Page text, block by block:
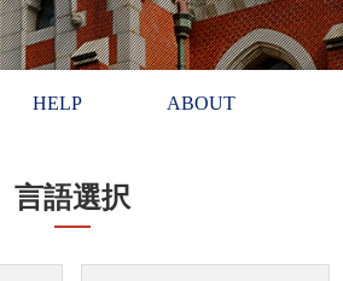
HELP ABOUT
言語選択